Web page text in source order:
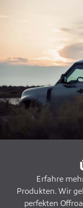
Erfahre
Produkten. Wir
perfekten